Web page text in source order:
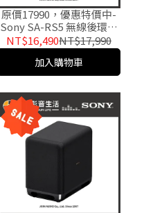
原價17990，優惠特價中-
Sony SA-RS5 無線後環繞
揚聲器.台灣公司貨 醉音影
音生活
NT$16,490NT$17,990
加入購物車